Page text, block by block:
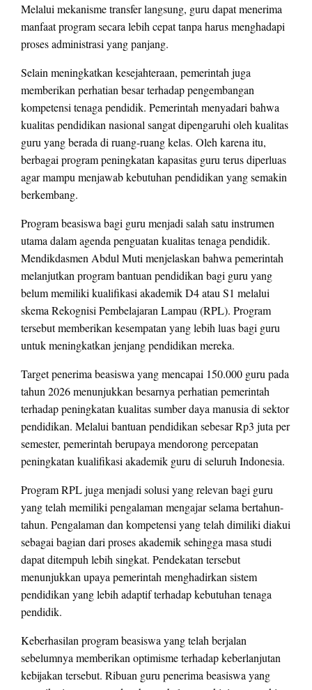
Melalui mekanisme transfer langsung, guru dapat menerima
manfaat program secara lebih cepat tanpa harus menghadapi
proses administrasi yang panjang.
Selain meningkatkan kesejahteraan, pemerintah juga
memberikan perhatian besar terhadap pengembangan
kompetensi tenaga pendidik. Pemerintah menyadari bahwa
kualitas pendidikan nasional sangat dipengaruhi oleh kualitas
guru yang berada di ruang-ruang kelas. Oleh karena itu,
berbagai program peningkatan kapasitas guru terus diperluas
agar mampu menjawab kebutuhan pendidikan yang semakin
berkembang.
Program beasiswa bagi guru menjadi salah satu instrumen
utama dalam agenda penguatan kualitas tenaga pendidik.
Mendikdasmen Abdul Muti menjelaskan bahwa pemerintah
melanjutkan program bantuan pendidikan bagi guru yang
belum memiliki kualifikasi akademik D4 atau S1 melalui
skema Rekognisi Pembelajaran Lampau (RPL). Program
tersebut memberikan kesempatan yang lebih luas bagi guru
untuk meningkatkan jenjang pendidikan mereka.
Target penerima beasiswa yang mencapai 150.000 guru pada
tahun 2026 menunjukkan besarnya perhatian pemerintah
terhadap peningkatan kualitas sumber daya manusia di sektor
pendidikan. Melalui bantuan pendidikan sebesar Rp3 juta per
semester, pemerintah berupaya mendorong percepatan
peningkatan kualifikasi akademik guru di seluruh Indonesia.
Program RPL juga menjadi solusi yang relevan bagi guru
yang telah memiliki pengalaman mengajar selama bertahun-
tahun. Pengalaman dan kompetensi yang telah dimiliki diakui
sebagai bagian dari proses akademik sehingga masa studi
dapat ditempuh lebih singkat. Pendekatan tersebut
menunjukkan upaya pemerintah menghadirkan sistem
pendidikan yang lebih adaptif terhadap kebutuhan tenaga
pendidik.
Keberhasilan program beasiswa yang telah berjalan
sebelumnya memberikan optimisme terhadap keberlanjutan
kebijakan tersebut. Ribuan guru penerima beasiswa yang